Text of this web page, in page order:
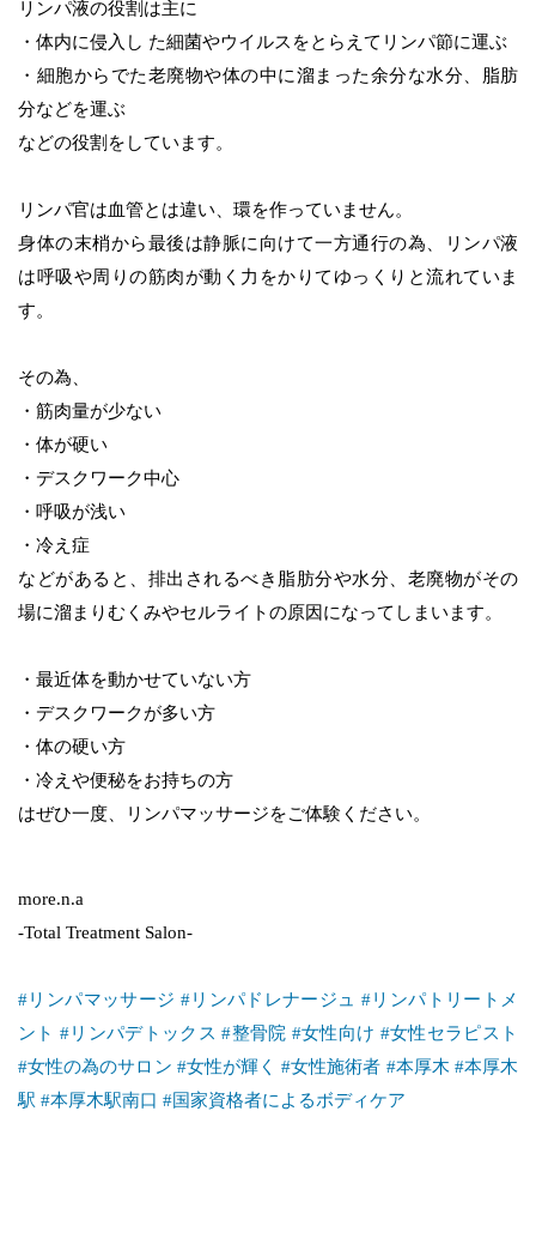
リンパ液の役割は主に
・体内に侵入し た細菌やウイルスをとらえてリンパ節に運ぶ
・細胞からでた老廃物や体の中に溜まった余分な水分、脂肪
分などを運ぶ
などの役割をしています。
リンパ官は血管とは違い、環を作っていません。
身体の末梢から最後は静脈に向けて一方通行の為、リンパ液
は呼吸や周りの筋肉が動く力をかりてゆっくりと流れていま
す。
その為、
・筋肉量が少ない
・体が硬い
・デスクワーク中心
・呼吸が浅い
・冷え症
などがあると、排出されるべき脂肪分や水分、老廃物がその
場に溜まりむくみやセルライトの原因になってしまいます。
・最近体を動かせていない方
・デスクワークが多い方
・体の硬い方
・冷えや便秘をお持ちの方
はぜひ一度、リンパマッサージをご体験ください。
more.n.a
-Total Treatment Salon-
#リンパマッサージ #リンパドレナージュ #リンパトリートメ
ント #リンパデトックス #整骨院 #女性向け #女性セラピスト
#女性の為のサロン #女性が輝く #女性施術者 #本厚木 #本厚木
駅 #本厚木駅南口 #国家資格者によるボディケア